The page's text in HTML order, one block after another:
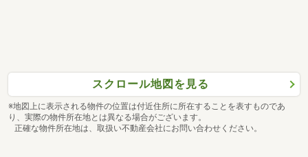
スクロール地図を見る
※地図上に表示される物件の位置は付近住所に所在することを表すものであ
り、実際の物件所在地とは異なる場合がございます。
正確な物件所在地は、取扱い不動産会社にお問い合わせください。